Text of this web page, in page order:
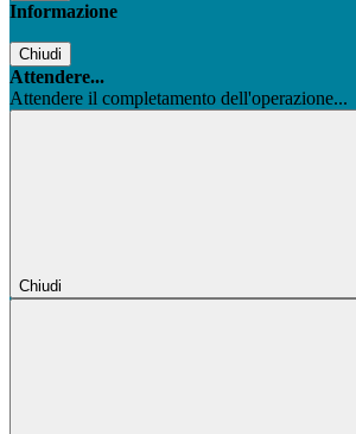
Informazione
Chiudi
Attendere...
Attendere il completamento dell'operazione...
Chiudi